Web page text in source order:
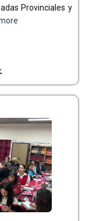
Provinciales y